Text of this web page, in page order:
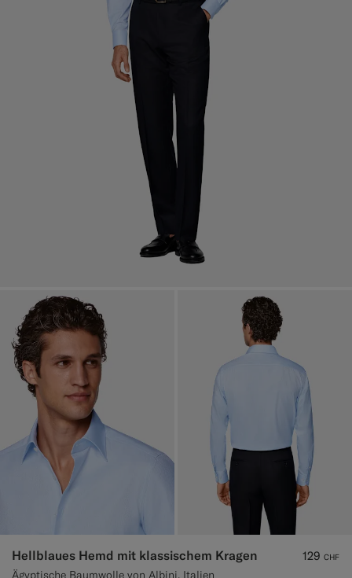
Hellblaues Hemd mit klassischem Kragen
Ägyptische Baumwolle von Albini, Italien
129 CHF